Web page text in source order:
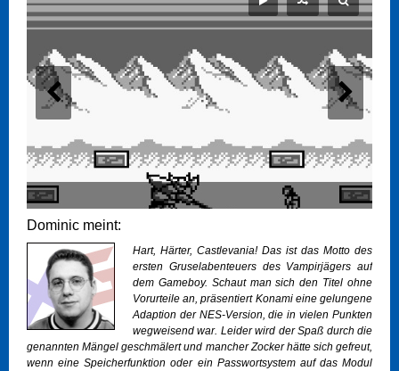
Dominic meint:
Hart, Härter, Castlevania! Das ist das Motto des
ersten Gruselabenteuers des Vampirjägers auf
dem Gameboy. Schaut man sich den Titel ohne
Vorurteile an, präsentiert Konami eine gelungene
Adaption der NES-Version, die in vielen Punkten
wegweisend war. Leider wird der Spaß durch die
genannten Mängel geschmälert und mancher Zocker hätte sich gefreut,
wenn eine Speicherfunktion oder ein Passwortsystem auf das Modul